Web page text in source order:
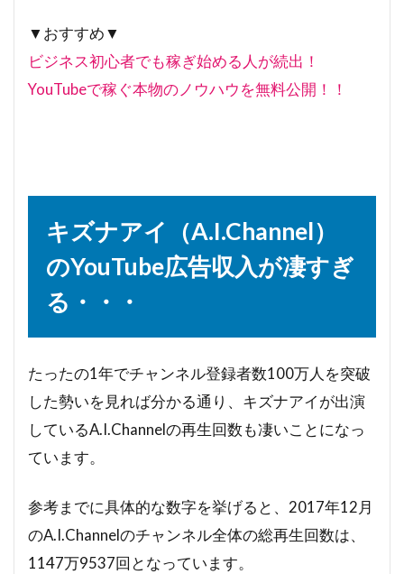
▼おすすめ▼
ビジネス初心者でも稼ぎ始める人が続出！
YouTubeで稼ぐ本物のノウハウを無料公開！！
キズナアイ（A.I.Channel）
のYouTube広告収入が凄すぎ
る・・・
たったの1年でチャンネル登録者数100万人を突破
した勢いを見れば分かる通り、キズナアイが出演
しているA.I.Channelの再生回数も凄いことになっ
ています。
参考までに具体的な数字を挙げると、2017年12月
のA.I.Channelのチャンネル全体の総再生回数は、
1147万9537回となっています。